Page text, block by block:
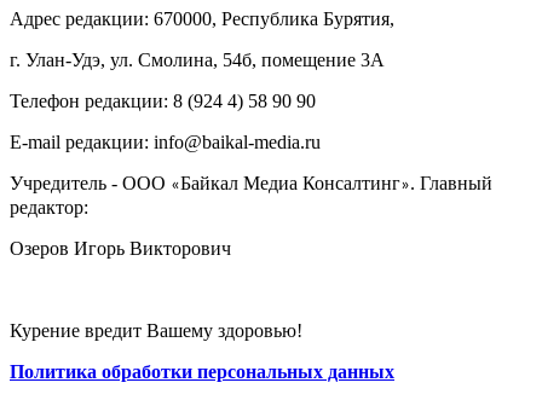
Адрес редакции: 670000, Республика Бурятия,
г. Улан-Удэ, ул. Смолина, 54б, помещение 3А
Телефон редакции: ‎‎8 (924 4) 58 90 90
E-mail редакции: info@baikal-media.ru
Учредитель - ООО «Байкал Медиа Консалтинг». Главный
редактор:
Озеров Игорь Викторович
Курение вредит Вашему здоровью!
Политика обработки персональных данных